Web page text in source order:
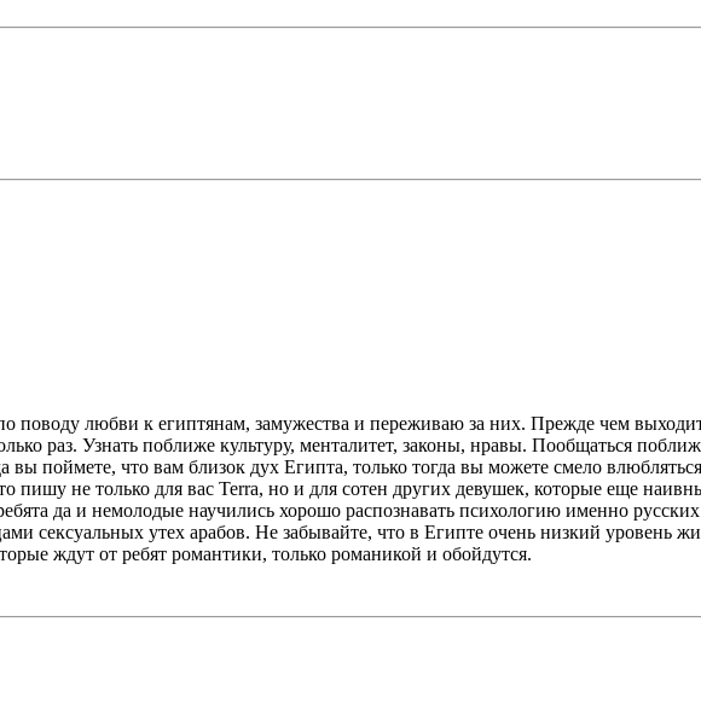
поводу любви к египтянам, замужества и переживаю за них. Прежде чем
раз. Узнать поближе культуру, менталитет, законы, нравы. Пообщаться
вы поймете, что вам близок дух Египта, только тогда вы можете смело
пишу не только для вас Terra, но и для сотен других девушек, которые еще
да и немолодые научились хорошо распознавать психологию именно
сексуальных утех арабов. Не забывайте, что в Египте очень низкий уровень
ждут от ребят романтики, только романикой и обойдутся.